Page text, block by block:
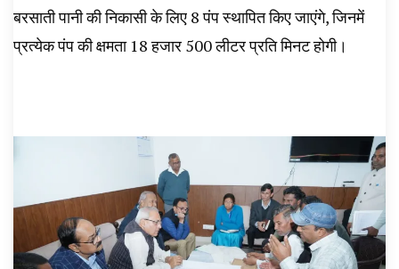
बरसाती पानी की निकासी के लिए 8 पंप स्थापित किए जाएंगे, जिनमें
प्रत्येक पंप की क्षमता 18 हजार 500 लीटर प्रति मिनट होगी।